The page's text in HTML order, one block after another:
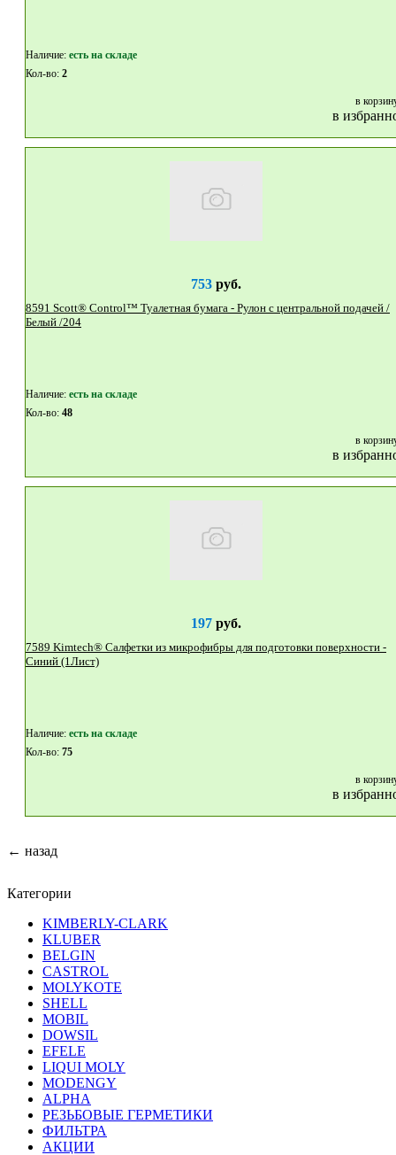
Наличие: eсть на складе
Кол-во: 2
в
в
753руб.
8591 Scott® Control™ Туалетная бумага - Рулон с центральной подачей /
Белый /204
Наличие: eсть на складе
Кол-во: 48
в
в
197руб.
7589 Kimtech® Салфетки из микрофибры для подготовки поверхности -
Синий (1Лист)
Наличие: eсть на складе
Кол-во: 75
в
в
← назад
Категории
KIMBERLY-CLARK
KLUBER
BELGIN
CASTROL
MOLYKOTE
SHELL
MOBIL
DOWSIL
EFELE
LIQUI MOLY
MODENGY
ALPHA
РЕЗЬБОВЫЕ ГЕРМЕТИКИ
ФИЛЬТРА
АКЦИИ